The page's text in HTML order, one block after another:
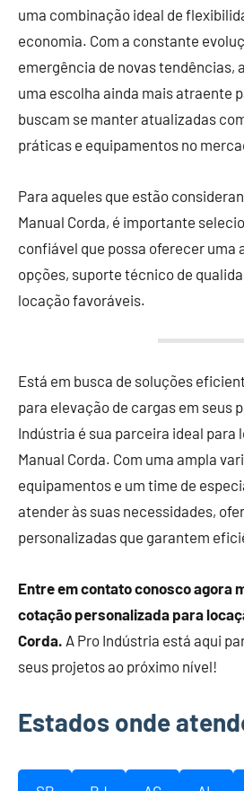
uma combinação ideal de
economia. Com a constante
emergência de novas tendências,
uma escolha ainda mais atraente
buscam se manter atualizadas
práticas e equipamentos no
Para aqueles que estão
Manual Corda, é importante
confiável que possa oferecer uma
opções, suporte técnico de
locação favoráveis.
Está em busca de soluções
para elevação de cargas em seus
Indústria é sua parceira ideal para
Manual Corda. Com uma ampla
equipamentos e um time de
atender às suas necessidades,
personalizadas que garantem
Entre em contato conosco agora
cotação personalizada para
Corda. A Pro Indústria está aqui
seus projetos ao próximo nível!
Estados onde